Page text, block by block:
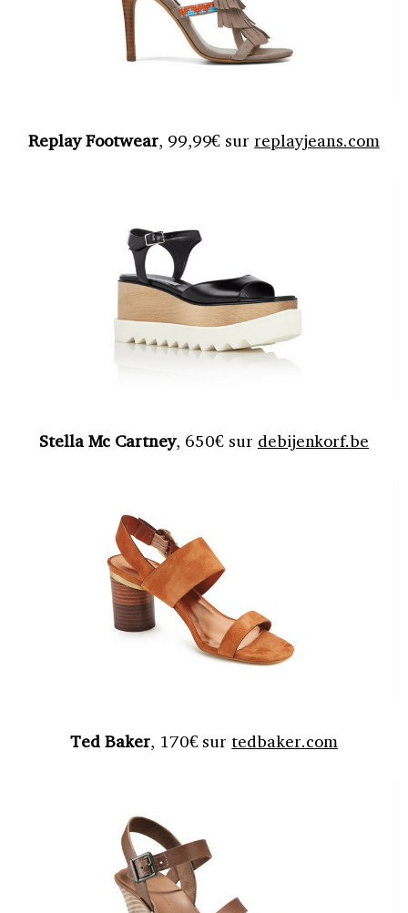
Replay Footwear, 99,99€ surreplayjeans.com
Stella Mc Cartney, 650€ sur debijenkorf.be
Ted Baker, 170€ surtedbaker.com